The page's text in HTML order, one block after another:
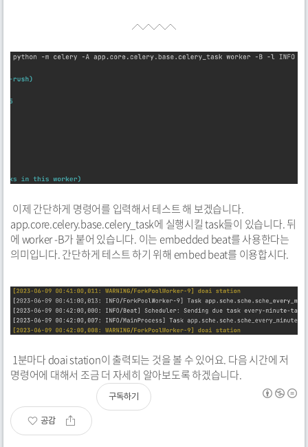
이제 간단하게 명령어를 입력해서 테스트 해 보겠습니다.
app.core.celery.base.celery_task에 실행시킬 task들이 있습니다. 뒤
에 worker -B가 붙어 있습니다. 이는 embedded beat를 사용한다는
의미입니다. 간단하게 테스트 하기 위해 embed beat를 이용합시다.
1분마다 doai station이 출력되는 것을 볼 수 있어요. 다음 시간에 저
명령어에 대해서 조금 더 자세히 알아보도록 하겠습니다.
공감
구독하기